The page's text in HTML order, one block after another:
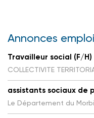
Annonces emploi
Travailleur social (F/H)
COLLECTIVITE
assistants sociaux de
Le Département du